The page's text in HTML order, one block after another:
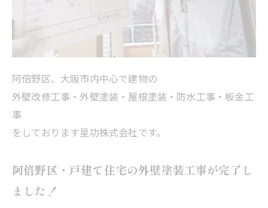
阿倍野区、大阪市内中心で建物の
外壁改修工事・外壁塗装・屋根塗装・防水工事・板金工
事
をしております星功株式会社です。
阿倍野区・戸建て住宅の外壁塗装工事が完了し
ました！